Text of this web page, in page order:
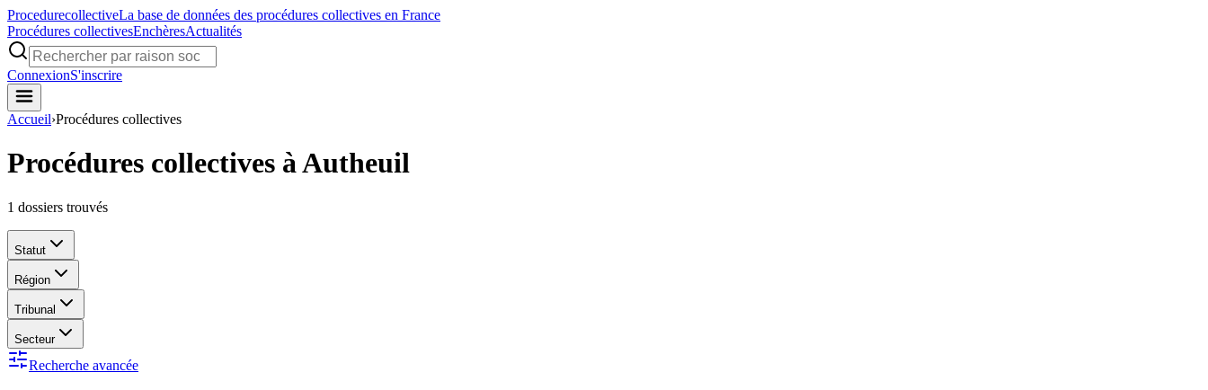
ProcedurecollectiveLa base de données des procédures collectives en France
Procédures collectivesEnchèresActualités
ConnexionS'inscrire
Accueil›Procédures collectives
Procédures collectives à Autheuil
1 dossiers trouvés
Statut
Région
Tribunal
Secteur
Recherche avancée